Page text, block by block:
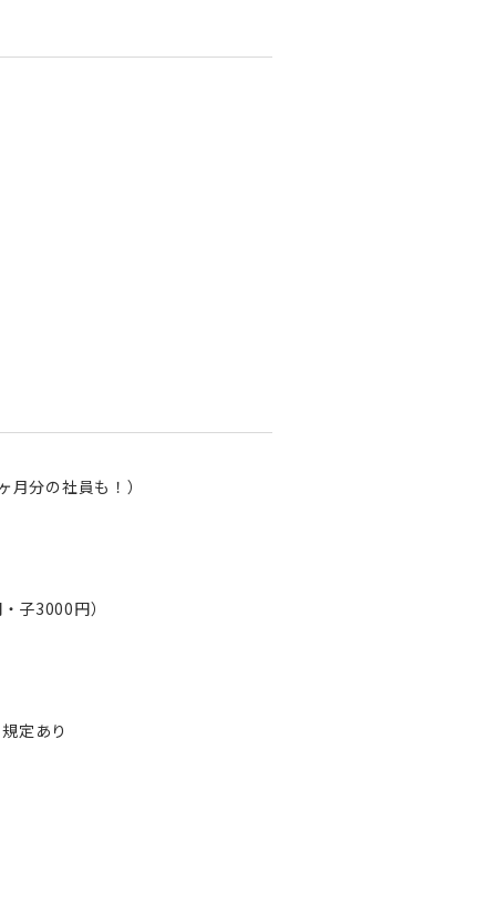
分の社員も！）
子3000円）
定あり